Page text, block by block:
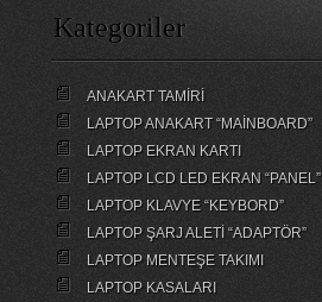
Kategoriler
ANAKART TAMİRİ
LAPTOP ANAKART “MAİNBOARD”
LAPTOP EKRAN KARTI
LAPTOP LCD LED EKRAN “PANEL”
LAPTOP KLAVYE “KEYBORD”
LAPTOP ŞARJ ALETİ “ADAPTÖR”
LAPTOP MENTEŞE TAKIMI
LAPTOP KASALARI